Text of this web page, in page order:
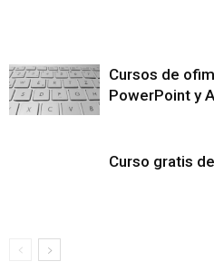
Cursos de
PowerPoint y
Curso gratis